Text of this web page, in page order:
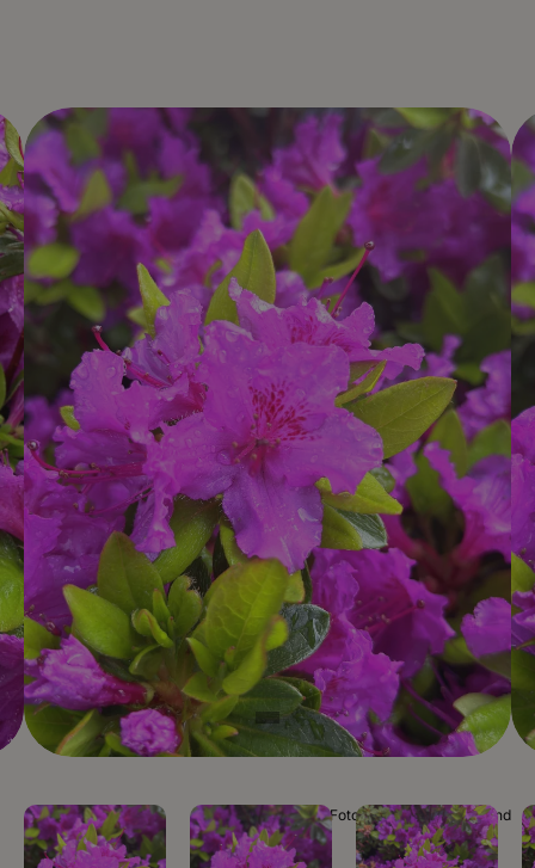
Foto Plantinor / Mia Roland